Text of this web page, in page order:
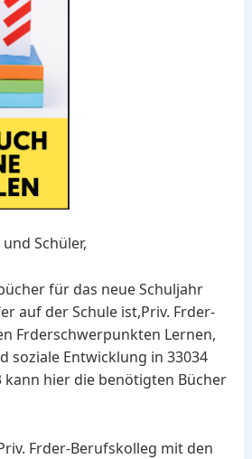
Schüler,
für das neue Schuljahr
auf der Schule ist,Priv. Frder-
Frderschwerpunkten Lernen,
soziale Entwicklung in 33034
kann hier die benötigten Bücher
Frder-Berufskolleg mit den